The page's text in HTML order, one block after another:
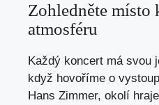
Zohledněte místo
atmosféru
Každý koncert má svou
když hovoříme o
Hans Zimmer, okolí